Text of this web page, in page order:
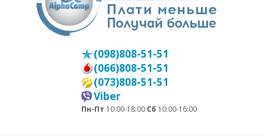
(098)808-51-51
(066)808-51-51
(073)808-51-51
Viber
Пн-Пт 10:00-18:00 Сб 10:00-16:00